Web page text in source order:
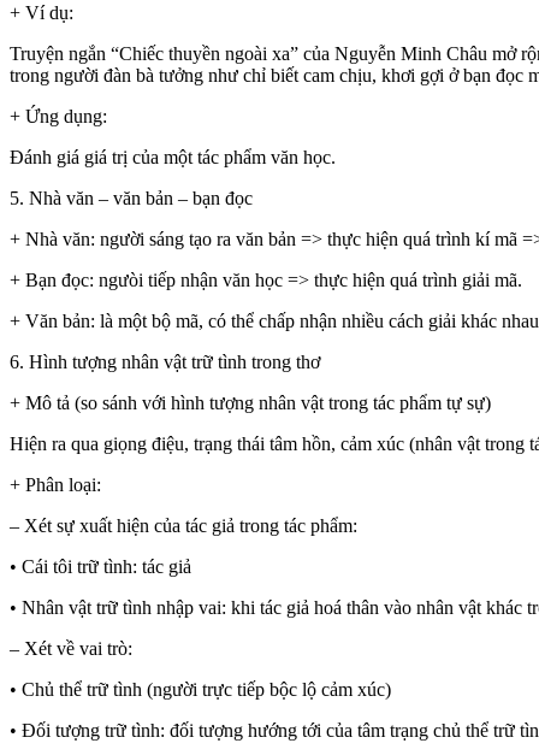
+ Ví dụ:
Truyện ngắn “Chiếc thuyền ngoài xa” của Nguyễn Minh Châu mở
trong người đàn bà tưởng như chỉ biết cam chịu, khơi gợi ở bạn đọc
+ Ứng dụng:
Đánh giá giá trị của một tác phẩm văn học.
5. Nhà văn – văn bản – bạn đọc
+ Nhà văn: người sáng tạo ra văn bản => thực hiện quá trình kí mã
+ Bạn đọc: ngưòi tiếp nhận văn học => thực hiện quá trình giải mã.
+ Văn bản: là một bộ mã, có thể chấp nhận nhiều cách giải khác
6. Hình tượng nhân vật trữ tình trong thơ
+ Mô tả (so sánh với hình tượng nhân vật trong tác phẩm tự sự)
Hiện ra qua giọng điệu, trạng thái tâm hồn, cảm xúc (nhân vật trong
+ Phân loại:
– Xét sự xuất hiện của tác giả trong tác phẩm:
• Cái tôi trữ tình: tác giả
• Nhân vật trữ tình nhập vai: khi tác giả hoá thân vào nhân vật khác
– Xét về vai trò:
• Chủ thể trữ tình (người trực tiếp bộc lộ cảm xúc)
• Đối tượng trữ tình: đối tượng hướng tới của tâm trạng chủ thể trữ